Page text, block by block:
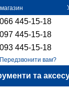
066 445-15-18
097 445-15-18
093 445-15-18
Передзвонити вам?
та